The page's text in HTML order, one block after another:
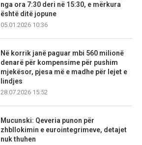
nga ora 7:30 deri në 15:30, e mërkura
është ditë jopune
05.01.2026 10:36
Në korrik janë paguar mbi 560 milionë
denarë për kompensime për pushim
mjekësor, pjesa më e madhe për lejet e
lindjes
28.07.2026 15:52
Mucunski: Qeveria punon për
zhbllokimin e eurointegrimeve, detajet
nuk thuhen